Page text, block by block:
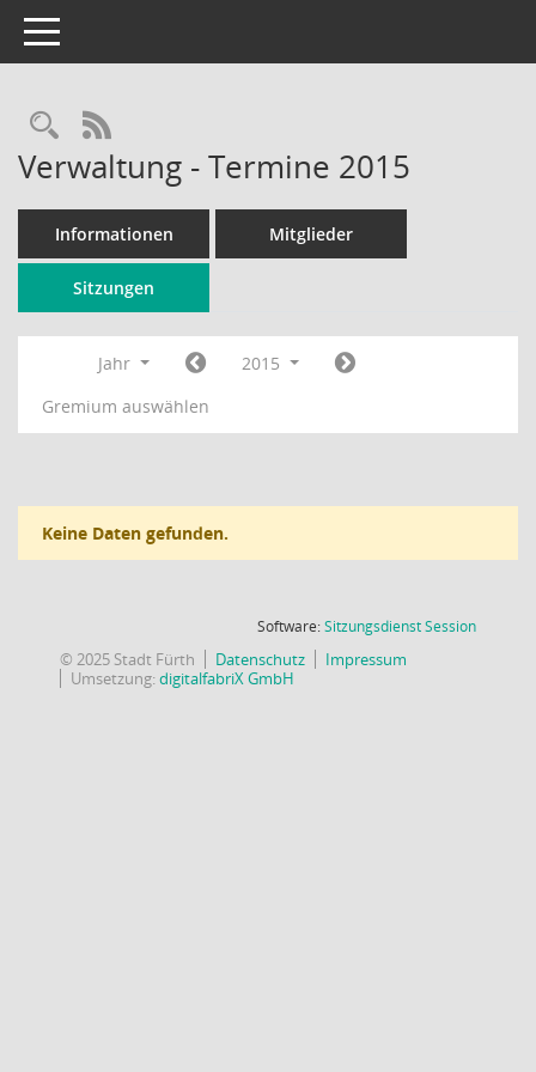
Toggle navigation
Rechercheauswahl
RSS-Feed
Verwaltung - Termine 2015
Informationen Mitglieder
Sitzungen
Jahr
2015
Gremium auswählen
Keine Daten gefunden.
Software:SitzungsdienstSession(Wird in
© 2025 Stadt Fürth Datenschutz
Impressum
Umsetzung:digitalfabriX GmbH